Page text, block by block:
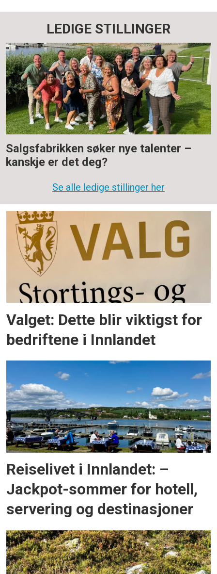
LEDIGE STILLINGER
Salgsfabrikken søker nye talenter –
kanskje er det deg?
Se alle ledige stillinger her
Valget: Dette blir viktigst for
bedriftene i Innlandet
Reiselivet i Innlandet: –
Jackpot-sommer for hotell,
servering og destinasjoner